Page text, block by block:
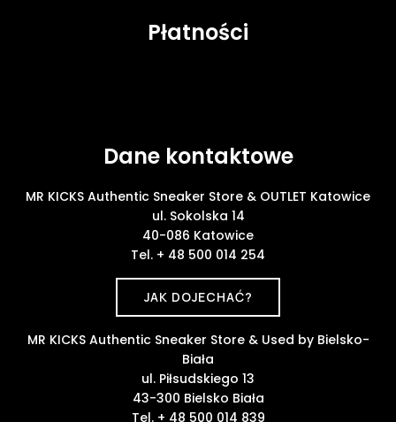
Płatności
Dane kontaktowe
MR KICKS Authentic Sneaker Store & OUTLET Katowice
ul. Sokolska 14
40-086 Katowice
Tel. + 48 500 014 254
JAK DOJECHAĆ?
MR KICKS Authentic Sneaker Store & Used by Bielsko-
Biała
ul. Piłsudskiego 13
43-300 Bielsko Biała
Tel. + 48 500 014 839